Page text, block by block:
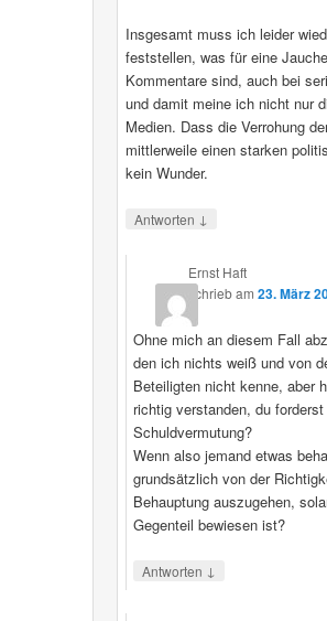
Insgesamt muss ich leider
feststellen, was für eine
Kommentare sind, auch bei
und damit meine ich nicht nur
Medien. Dass die Verrohung
mittlerweile einen starken
kein Wunder.
Antworten ↓
Ernst Haft
schriebam23. März
Ohne mich an diesem Fall
den ich nichts weiß und von
Beteiligten nicht kenne, aber
richtig verstanden, du
Schuldvermutung?
Wenn also jemand etwas
grundsätzlich von der
Behauptung auszugehen,
Gegenteil bewiesen ist?
Antworten ↓